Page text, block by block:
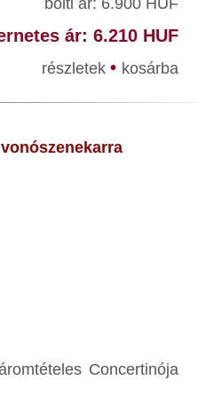
bolti ár: 6.900 HUF
ár: 6.210 HUF
részletek • kosárba
Concertinója